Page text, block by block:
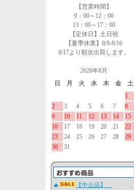
【営業時間】
9：00～12：00
13：00～17：00
【定休日】土日祝
【夏季休業】8/9-8/16
8/17より順次出荷します。
2026年8月
日
月 火 水 木 金
土
1
2
3 4 5 6 7
8
9
10 11 12 13 14
15
16
17 18 19 20 21
22
23
24 25 26 27 28
29
30
31
【中止品】